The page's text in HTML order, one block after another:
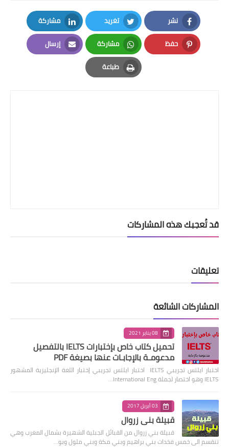
نشر
Facebook
تغريد
Twitter
مشاركة
LinkedIn
حفظ
Pinterest
مشاركة
Whatsapp
إرسال
Email
طباعة
Print
قد تُعجبك هذه المشاركات
تعليقات
المشاركات الشائعة
08 يناير 2021
تحميل كتاب خاص بإختبارات IELTS بالتفصيل
مدعومـة بالإجابـات عنها بصيغة PDF
اختبار ايلتس تجريبي IELTS اختبار ايلتس تجريبي إختبار اللغة الإنجليزية المشهور
IELTS وهو اختصار لجملة International Eng…
03 أبريل 2017
قبيلة بني زروال
قبيلة بني زروال من القبائل الجبلية الشهيرة بشمال المغرب وهي
تنقسم الى خمس فخدات بني براهيم وبني مكة وبني ملول وبو…